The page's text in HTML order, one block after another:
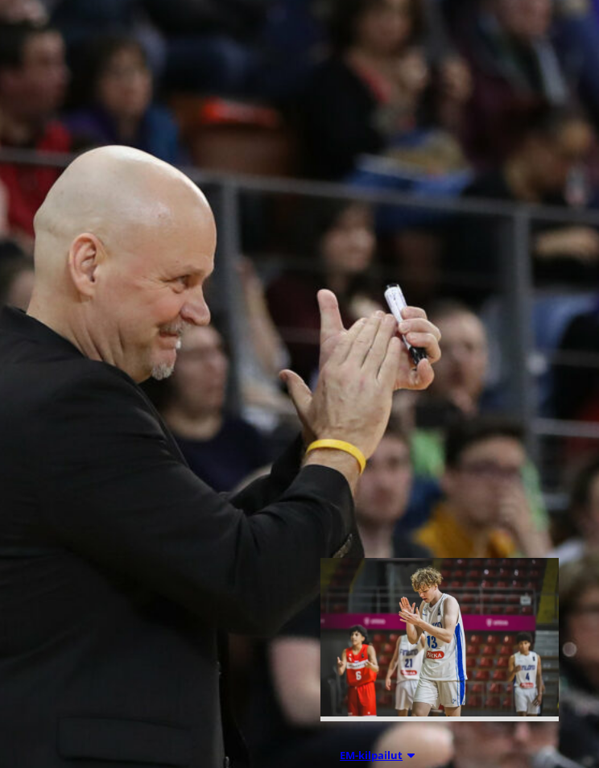
Wingsille
tappio
Valkyriesia
vastaan –
Kuier neljä
pistettä ja
kaksi
torjuntaa
WNBA:ssa Dallas Wings kärsi
tappion, kun Golden State
Valkyries oli parempi
loppulukemin 94-76 (44-36).
Awak Kuier tilastoi vaihdoissa
yhdeksässä ja puolessa
minuutissa neljä pistettä, yhden
levypallon ja kaksi torjuntaa.
EM-kilpailut 08.08.2026 00:37